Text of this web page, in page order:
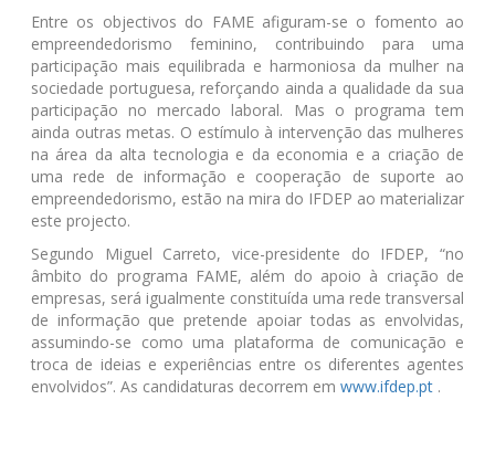
Entre os objectivos do FAME afiguram-se o fomento ao
empreendedorismo feminino, contribuindo para uma
participação mais equilibrada e harmoniosa da mulher na
sociedade portuguesa, reforçando ainda a qualidade da sua
participação no mercado laboral. Mas o programa tem
ainda outras metas. O estímulo à intervenção das mulheres
na área da alta tecnologia e da economia e a criação de
uma rede de informação e cooperação de suporte ao
empreendedorismo, estão na mira do IFDEP ao materializar
este projecto.
Segundo Miguel Carreto, vice-presidente do IFDEP, “no
âmbito do programa FAME, além do apoio à criação de
empresas, será igualmente constituída uma rede transversal
de informação que pretende apoiar todas as envolvidas,
assumindo-se como uma plataforma de comunicação e
troca de ideias e experiências entre os diferentes agentes
envolvidos”. As candidaturas decorrem em www.ifdep.pt .